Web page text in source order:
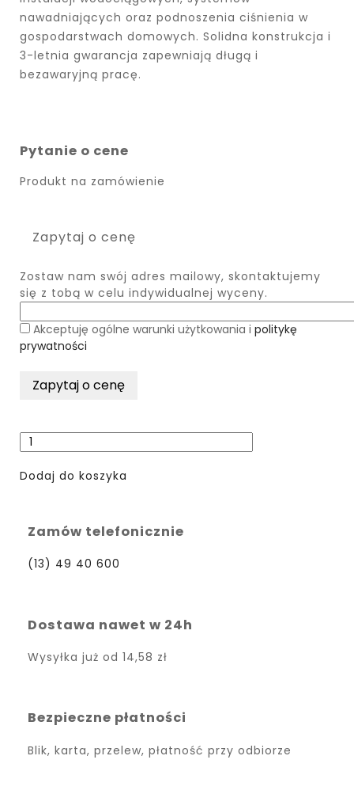
nawadniających oraz podnoszenia ciśnienia w
gospodarstwach domowych. Solidna konstrukcja i
3-letnia gwarancja zapewniają długą i
bezawaryjną pracę.
Pytanie o cene
Produkt na zamówienie
Zapytaj o cenę
Zostaw nam swój adres mailowy, skontaktujemy
się z tobą w celu indywidualnej wyceny.
Akceptuję ogólne warunki użytkowania i politykę
prywatności
Dodaj do koszyka
Zamów telefonicznie
(13) 49 40 600
Dostawa nawet w 24h
Wysyłka już od 14,58 zł
Bezpieczne płatności
Blik, karta, przelew, płatność przy odbiorze